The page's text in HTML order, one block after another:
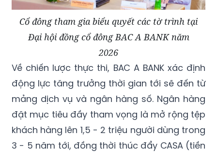
Cổ đông tham gia biểu quyết các tờ trình tại
Đại hội đồng cổ đông BAC A BANK năm
2026
Về chiến lược thực thi, BAC A BANK xác định
động lực tăng trưởng thời gian tới sẽ đến từ
mảng dịch vụ và ngân hàng số. Ngân hàng
đặt mục tiêu đầy tham vọng là mở rộng tệp
khách hàng lên 1,5 - 2 triệu người dùng trong
3 - 5 năm tới, đồng thời thúc đẩy CASA (tiền